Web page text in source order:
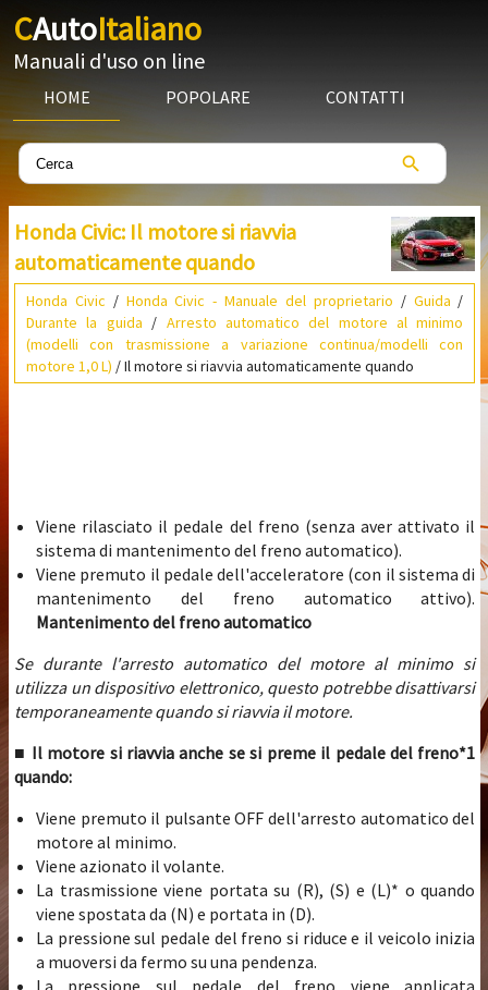
CAutoItaliano
Manuali d'uso on line
HOME POPOLARE CONTATTI
Honda Civic: Il motore si riavvia
automaticamente quando
Honda Civic / Honda Civic - Manuale del proprietario / Guida /
Durante la guida / Arresto automatico del motore al minimo
(modelli con trasmissione a variazione continua/modelli con
motore 1,0 L) / Il motore si riavvia automaticamente quando
Viene rilasciato il pedale del freno (senza aver attivato il
sistema di mantenimento del freno automatico).
Viene premuto il pedale dell'acceleratore (con il sistema di
mantenimento del freno automatico attivo).
Mantenimento del freno automatico
Se durante l'arresto automatico del motore al minimo si
utilizza un dispositivo elettronico, questo potrebbe disattivarsi
temporaneamente quando si riavvia il motore.
■ Il motore si riavvia anche se si preme il pedale del freno*1
quando:
Viene premuto il pulsante OFF dell'arresto automatico del
motore al minimo.
Viene azionato il volante.
La trasmissione viene portata su (R), (S) e (L)* o quando
viene spostata da (N) e portata in (D).
La pressione sul pedale del freno si riduce e il veicolo inizia
a muoversi da fermo su una pendenza.
La pressione sul pedale del freno viene applicata